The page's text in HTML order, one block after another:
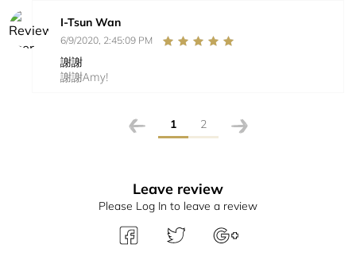
I-Tsun Wan
6/9/2020, 2:45:09 PM
謝謝
謝謝Amy!
1 2
Leave review
Please Log In to leave a review